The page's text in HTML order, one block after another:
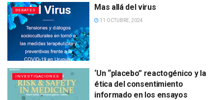
DEBATES Mas allá del virus
11 OCTUBRE, 2024
INVESTIGACIONES
‘Un “placebo” reactogénico y la
ética del consentimiento
informado en los ensayos